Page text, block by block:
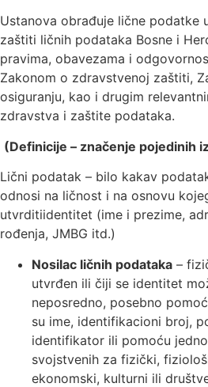
Ustanova obrađuje lične podatke
zaštiti ličnih podataka Bosne i
pravima, obavezama i
Zakonom o zdravstvenoj zaštiti,
osiguranju, kao i drugim
zdravstva i zaštite podataka.
(Definicije – značenje pojedinih
Lični podatak – bilo kakav
odnosi na ličnost i na osnovu
utvrditiidentitet (ime i prezime,
rođenja, JMBG itd.)
Nosilac ličnih podataka –
utvrđen ili čiji se identitet
neposredno, posebno
su ime, identifikacioni broj,
identifikator ili pomoću
svojstvenih za fizički,
ekonomski, kulturni ili